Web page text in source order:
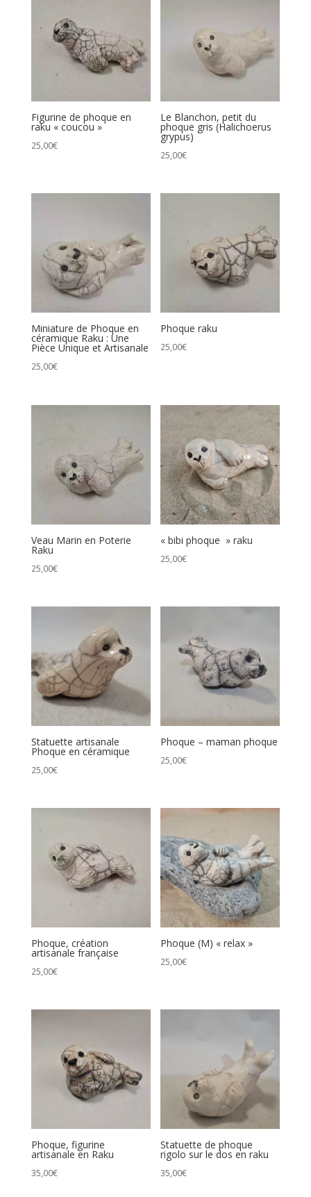
Figurine de phoque en
raku « coucou »
25,00€
Le Blanchon, petit du
phoque gris (Halichoerus
grypus)
25,00€
Miniature de Phoque en
céramique Raku : Une
Pièce Unique et Artisanale
25,00€
Phoque raku
25,00€
Veau Marin en Poterie
Raku
25,00€
« bibi phoque » raku
25,00€
Statuette artisanale
Phoque en céramique
25,00€
Phoque – maman phoque
25,00€
Phoque, création
artisanale française
25,00€
Phoque (M) « relax »
25,00€
Phoque, figurine
artisanale en Raku
35,00€
Statuette de phoque
rigolo sur le dos en raku
35,00€